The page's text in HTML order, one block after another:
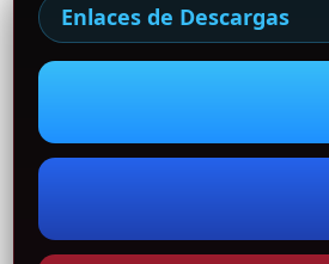
Enlaces de Descargas